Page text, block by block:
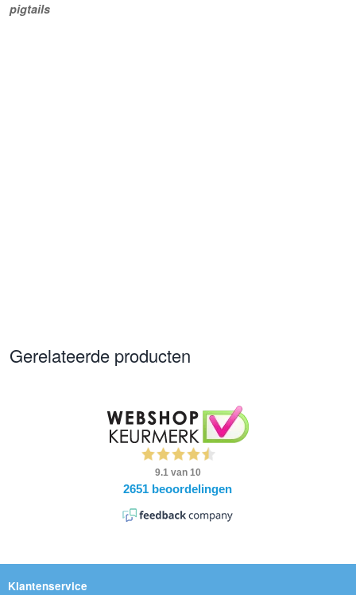
pigtails
Gerelateerde producten
Klantenservice